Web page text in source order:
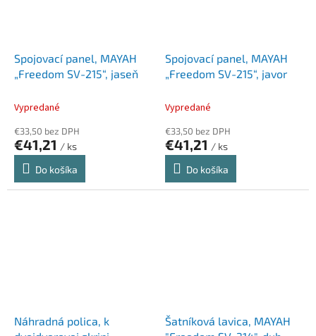
Spojovací panel, MAYAH
„Freedom SV-215“, jaseň
Vypredané
€33,50 bez DPH
€41,21 / ks
Do košíka
Spojovací panel, MAYAH
„Freedom SV-215“, javor
Vypredané
€33,50 bez DPH
€41,21 / ks
Do košíka
Náhradná polica, k
Šatníková lavica, MAYAH